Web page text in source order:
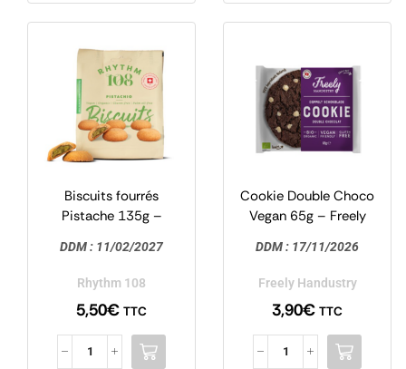
Biscuits fourrés
Pistache 135g –
DDM : 11/02/2027
Rhythm 108
5,50€ TTC
Cookie Double Choco
Vegan 65g – Freely
DDM : 17/11/2026
Freely Handustry
3,90€ TTC